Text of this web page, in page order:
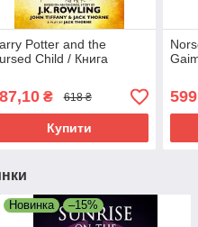
Potter and the
Child / Книга
₴ 618 ₴
Купити
Новинка –15%